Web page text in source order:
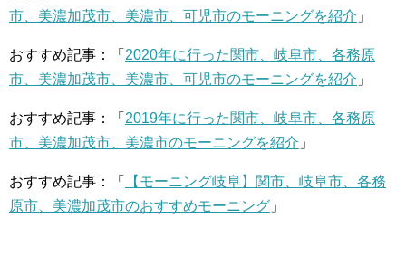
市、美濃加茂市、美濃市、可児市のモーニングを紹介 」
おすすめ記事：「 2020年に行った関市、岐阜市、各務原
市、美濃加茂市、美濃市、可児市のモーニングを紹介 」
おすすめ記事：「 2019年に行った関市、岐阜市、各務原
市、美濃加茂市、美濃市のモーニングを紹介 」
おすすめ記事：「
【モーニング岐阜】関市、岐阜市、各務
原市、美濃加茂市のおすすめモーニング 」